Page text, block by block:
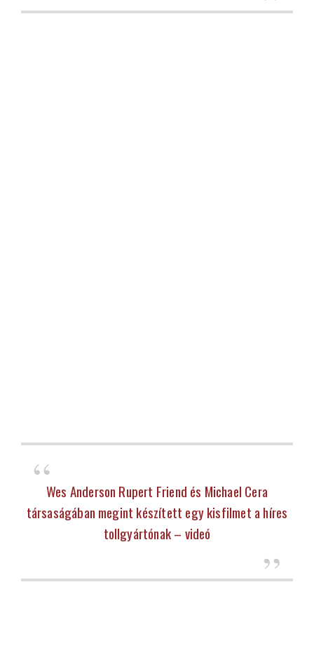
Wes Anderson Rupert Friend és Michael Cera
társaságában megint készített egy kisfilmet a híres
tollgyártónak – videó